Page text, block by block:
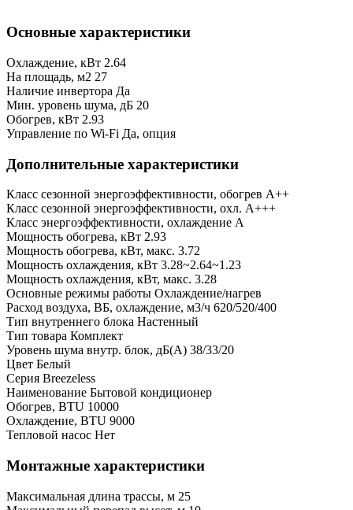
Основные характеристики
Охлаждение, кВт 2.64
На площадь, м2 27
Наличие инвертора Да
Мин. уровень шума, дБ 20
Обогрев, кВт 2.93
Управление по Wi-Fi Да, опция
Дополнительные характеристики
Класс сезонной энергоэффективности, обогрев A++
Класс сезонной энергоэффективности, охл. A+++
Класс энергоэффективности, охлаждение A
Мощность обогрева, кВт 2.93
Мощность обогрева, кВт, макс. 3.72
Мощность охлаждения, кВт 3.28~2.64~1.23
Мощность охлаждения, кВт, макс. 3.28
Основные режимы работы Охлаждение/нагрев
Расход воздуха, ВБ, охлаждение, м3/ч 620/520/400
Тип внутреннего блока Настенный
Тип товара Комплект
Уровень шума внутр. блок, дБ(А) 38/33/20
Цвет Белый
Серия Breezeless
Наименование Бытовой кондиционер
Обогрев, BTU 10000
Охлаждение, BTU 9000
Тепловой насос Нет
Монтажные характеристики
Максимальная длина трассы, м 25